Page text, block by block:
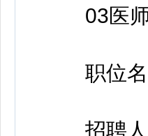
03医师
职位名
招聘人